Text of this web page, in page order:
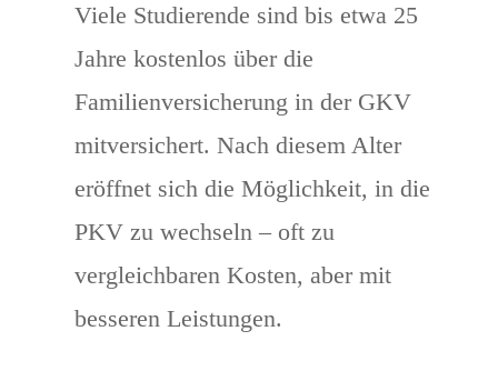
Viele Studierende sind bis etwa 25
Jahre kostenlos über die
Familienversicherung in der GKV
mitversichert. Nach diesem Alter
eröffnet sich die Möglichkeit, in die
PKV zu wechseln – oft zu
vergleichbaren Kosten, aber mit
besseren Leistungen.